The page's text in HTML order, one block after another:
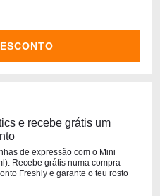
e recebe grátis um
de expressão com o Mini
Recebe grátis numa compra
Freshly e garante o teu rosto